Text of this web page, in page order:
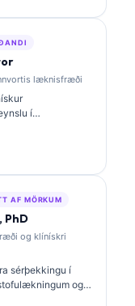
á sviði
læknisfræði
í
efnafræði og
AF MÖRKUM
PhD
og klínískri
sérþekkingu í
og
forseti þýska